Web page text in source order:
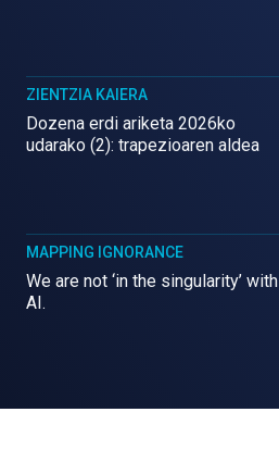
ZIENTZIA KAIERA
Dozena erdi ariketa 2026ko
udarako (2): trapezioaren aldea
MAPPING IGNORANCE
We are not ‘in the singularity’ with
AI.